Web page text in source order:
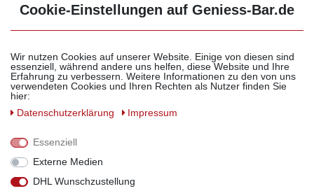
- 3 Glasflaschen je 250ml
- 3 Echtholz Griffkorken naturfarben
Versiegeln
- 1 Trichter
aromaneutral und frei von Klebstoffen! Sie verschließen Ihre
liegend gelagert oder verschickt werden!
Und damit kein Tropfen verloren geht, erhalten Sie gleich
Cookie-Einstellungen auf Geniess-Bar.de
Wir nutzen Cookies auf unserer Website. Einige von diesen sind
essenziell, während andere uns helfen, diese Website und Ihre
Erfahrung zu verbessern. Weitere Informationen zu den von uns
verwendeten Cookies und Ihren Rechten als Nutzer finden Sie
hier:
Daten­schutz­erklärung
Impressum
Essenziell
Externe Medien
DHL Wunschzustellung